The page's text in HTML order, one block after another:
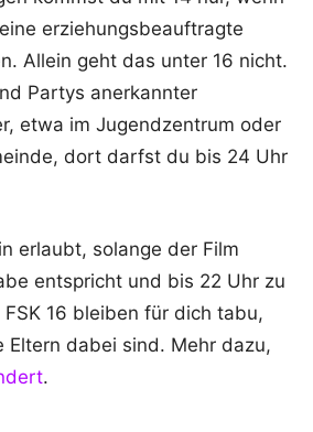
erziehungsbeauftragte
Allein geht das unter 16 nicht.
Partys anerkannter
etwa im Jugendzentrum oder
dort darfst du bis 24 Uhr
erlaubt, solange der Film
entspricht und bis 22 Uhr zu
16 bleiben für dich tabu,
Eltern dabei sind. Mehr dazu,
.